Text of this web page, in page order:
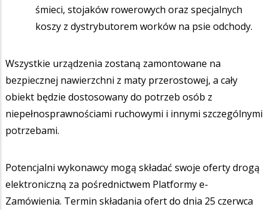
śmieci, stojaków rowerowych oraz specjalnych
koszy z dystrybutorem worków na psie odchody.
Wszystkie urządzenia zostaną zamontowane na
bezpiecznej nawierzchni z maty przerostowej, a cały
obiekt będzie dostosowany do potrzeb osób z
niepełnosprawnościami ruchowymi i innymi szczególnymi
potrzebami.
Potencjalni wykonawcy mogą składać swoje oferty drogą
elektroniczną za pośrednictwem Platformy e-
Zamówienia. Termin składania ofert do dnia 25 czerwca